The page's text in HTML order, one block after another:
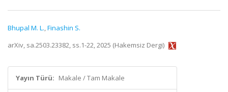
Bhupal M. L.,Finashin S.
arXiv, sa.2503.23382, ss.1-22, 2025 (Hakemsiz Dergi)
Yayın Türü: Makale / Tam Makale